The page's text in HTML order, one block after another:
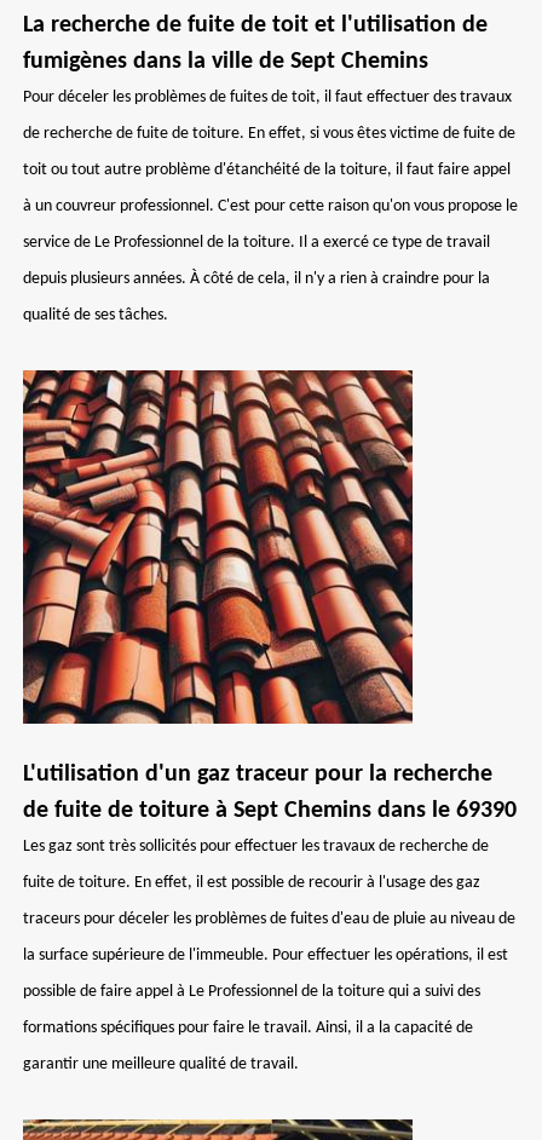
La recherche de fuite de toit et l'utilisation de
fumigènes dans la ville de Sept Chemins
Pour déceler les problèmes de fuites de toit, il faut effectuer des travaux
de recherche de fuite de toiture. En effet, si vous êtes victime de fuite de
toit ou tout autre problème d'étanchéité de la toiture, il faut faire appel
à un couvreur professionnel. C'est pour cette raison qu'on vous propose le
service de Le Professionnel de la toiture. Il a exercé ce type de travail
depuis plusieurs années. À côté de cela, il n'y a rien à craindre pour la
qualité de ses tâches.
L'utilisation d'un gaz traceur pour la recherche
de fuite de toiture à Sept Chemins dans le 69390
Les gaz sont très sollicités pour effectuer les travaux de recherche de
fuite de toiture. En effet, il est possible de recourir à l'usage des gaz
traceurs pour déceler les problèmes de fuites d'eau de pluie au niveau de
la surface supérieure de l'immeuble. Pour effectuer les opérations, il est
possible de faire appel à Le Professionnel de la toiture qui a suivi des
formations spécifiques pour faire le travail. Ainsi, il a la capacité de
garantir une meilleure qualité de travail.